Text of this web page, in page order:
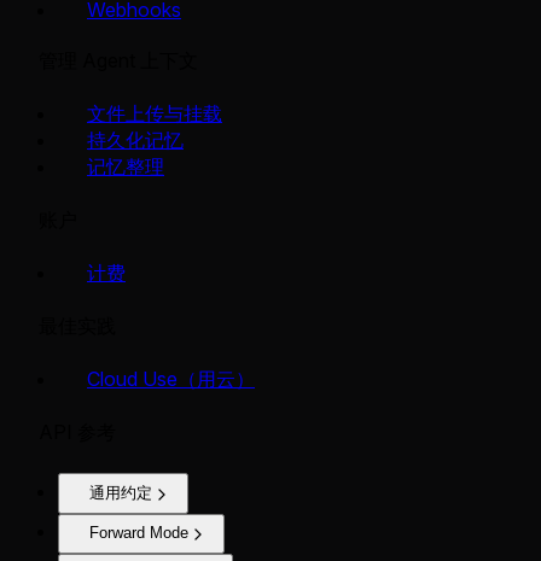
Webhooks
文件上传与挂载
持久化记忆
记忆整理
计费
Cloud Use（用云）
通用约定
Forward Mode